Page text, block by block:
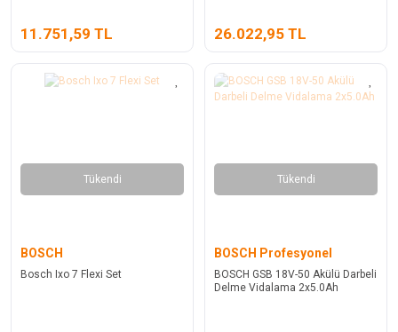
11.751,59 TL 26.022,95 TL
Tükendi
BOSCH
Bosch Ixo 7 Flexi Set
Tükendi
BOSCH Profesyonel
BOSCH GSB 18V-50 Akülü Darbeli
Delme Vidalama 2x5.0Ah